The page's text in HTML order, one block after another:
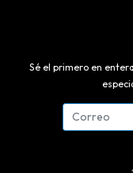
Sé el primero en